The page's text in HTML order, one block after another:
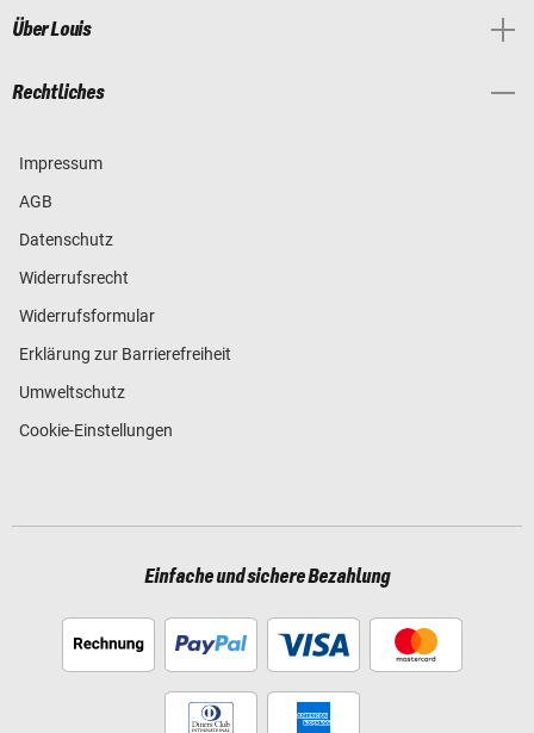
Über Louis
Rechtliches
Impressum
AGB
Datenschutz
Widerrufsrecht
Widerrufsformular
Erklärung zur Barrierefreiheit
Umweltschutz
Cookie-Einstellungen
Einfache und sichere Bezahlung